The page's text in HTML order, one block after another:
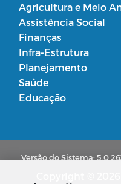
Agricultura e Meio
Assistência Social
Finanças
Infra-Estrutura
Planejamento
Saúde
Educação
Versão do Sistema: